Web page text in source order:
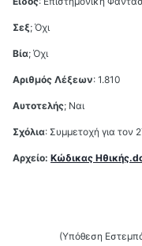
Σεξ; Όχι
Βία; Όχι
Αριθμός Λέξεων: 1.810
Αυτοτελής; Ναι
Σχόλια: Συμμετοχή για τον
Αρχείο: Κώδικας
(Υπόθεση